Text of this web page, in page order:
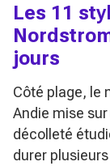
Les 11
jours
Côté plage, le
Andie mise
décolleté
durer